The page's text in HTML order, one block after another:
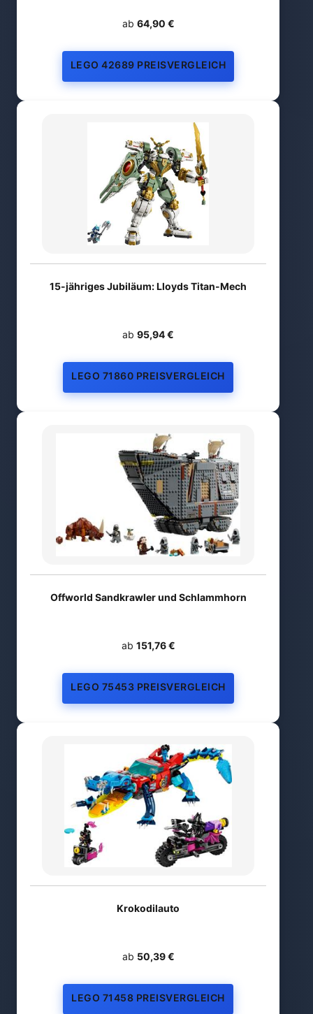
ab 64,90 €
LEGO 42689 PREISVERGLEICH
15-jähriges Jubiläum: Lloyds Titan-Mech
ab 95,94 €
LEGO 71860 PREISVERGLEICH
Offworld Sandkrawler und Schlammhorn
ab 151,76 €
LEGO 75453 PREISVERGLEICH
Krokodilauto
ab 50,39 €
LEGO 71458 PREISVERGLEICH